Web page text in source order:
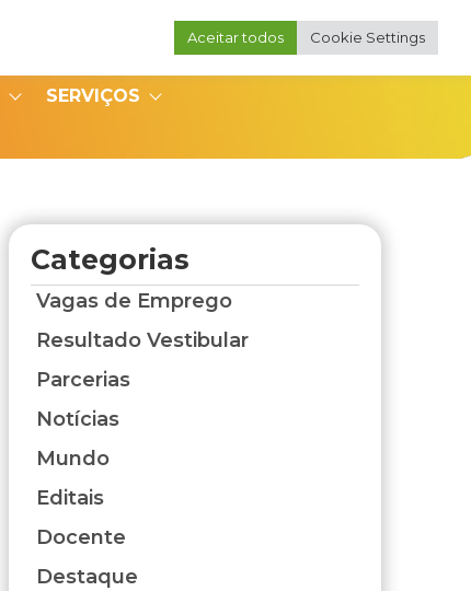
Portal do Coordenador
SERVIÇOS
Categorias
Vagas de Emprego
Resultado Vestibular
Parcerias
Notícias
Mundo
Editais
Docente
Destaque
Aceitar todos Cookie Settings